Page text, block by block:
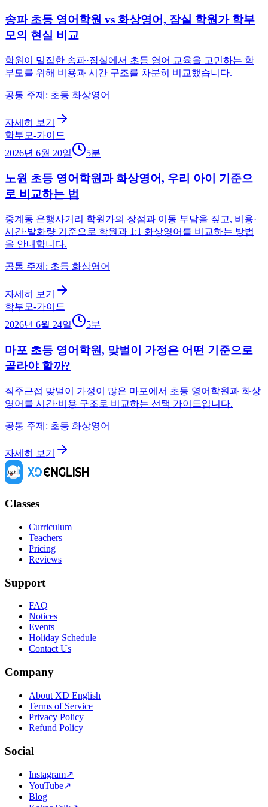
송파 초등 영어학원 vs 화상영어, 잠실 학원가 학부
모의 현실 비교
학원이 밀집한 송파·잠실에서 초등 영어 교육을 고민하는 학
부모를 위해 비용과 시간 구조를 차분히 비교했습니다.
공통 주제: 초등 화상영어
자세히 보기
학부모-가이드
2026년 6월 20일
5분
노원 초등 영어학원과 화상영어, 우리 아이 기준으
로 비교하는 법
중계동 은행사거리 학원가의 장점과 이동 부담을 짚고, 비용·
시간·발화량 기준으로 학원과 1:1 화상영어를 비교하는 방법
을 안내합니다.
공통 주제: 초등 화상영어
자세히 보기
학부모-가이드
2026년 6월 24일
5분
마포 초등 영어학원, 맞벌이 가정은 어떤 기준으로
골라야 할까?
직주근접 맞벌이 가정이 많은 마포에서 초등 영어학원과 화상
영어를 시간·비용 구조로 비교하는 선택 가이드입니다.
공통 주제: 초등 화상영어
자세히 보기
Classes
Curriculum
Teachers
Pricing
Reviews
Support
FAQ
Notices
Events
Holiday Schedule
Contact Us
Company
About XD English
Terms of Service
Privacy Policy
Refund Policy
Social
Instagram↗
YouTube↗
Blog